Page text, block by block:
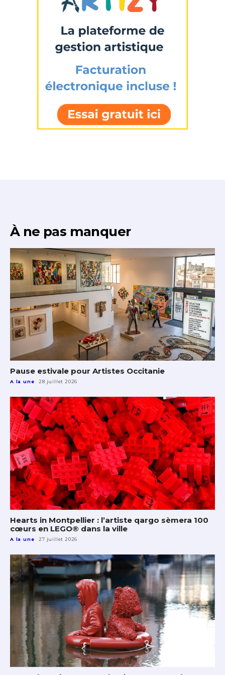
À ne pas manquer
Pause estivale pour Artistes Occitanie
A la une 28 juillet 2026
Hearts in Montpellier : l’artiste qargo sèmera 100
cœurs en LEGO® dans la ville
A la une 27 juillet 2026